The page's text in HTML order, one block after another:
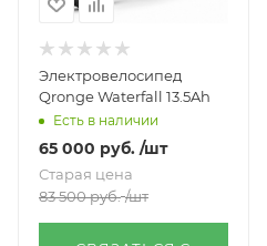
Электровелосипед
Qronge Waterfall 13.5Ah
Есть в наличии
65 000 руб. /шт
Старая цена
83 500руб. /шт